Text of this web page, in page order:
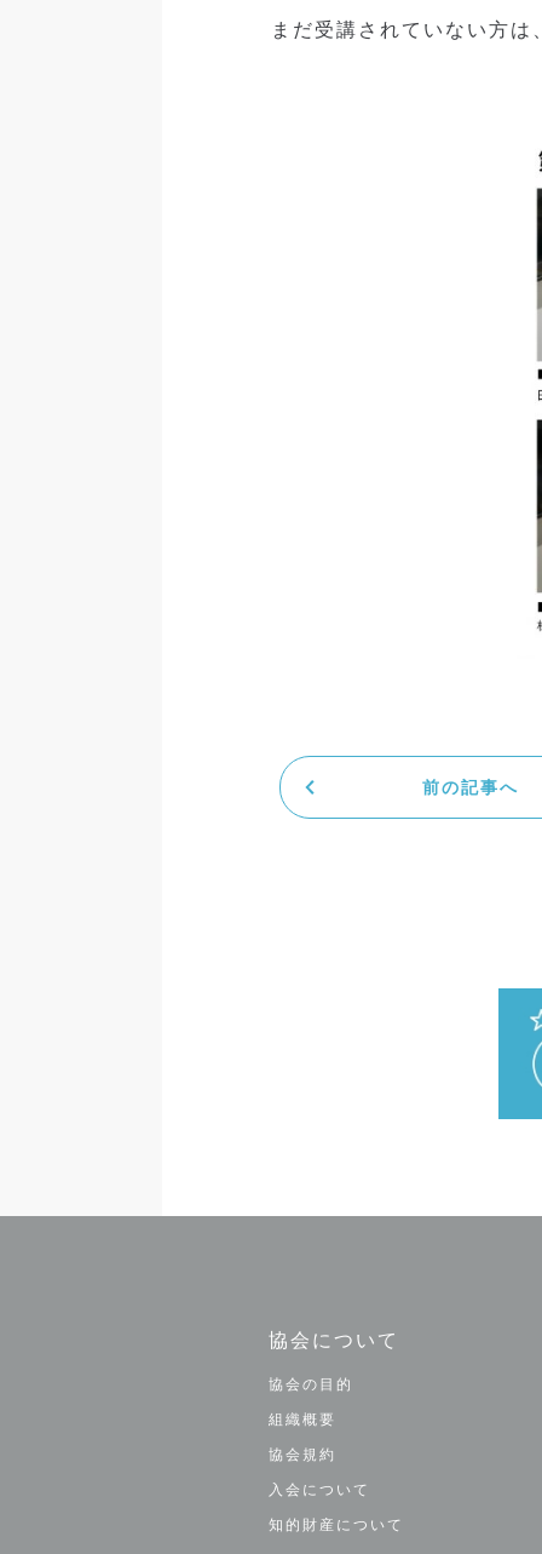
まだ受講されていない方は
前の記事へ
協会について
協会の目的
組織概要
協会規約
入会について
知的財産について